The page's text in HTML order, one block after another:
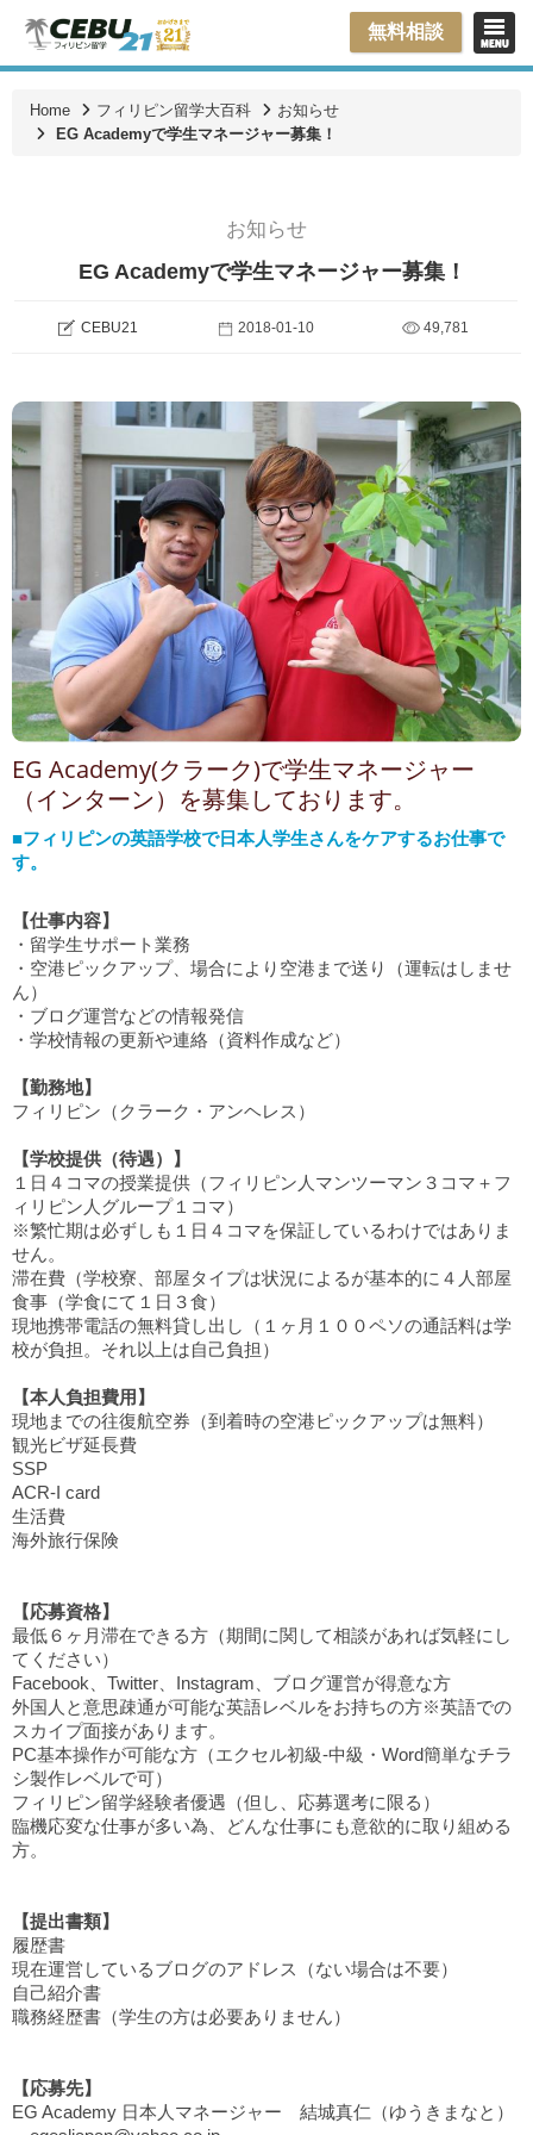
無料相談
Home フィリピン留学大百科
お知らせ
EG Academyで学生マネージャー募集！
お知らせ
EG Academyで学生マネージャー募集！
CEBU21 2018-01-10 49,781
EG Academy(クラーク)で学生マネージャー
（インターン）を募集しております。
■フィリピンの英語学校で日本人学生さんをケアするお仕事で
す。
【仕事内容】
・留学生サポート業務
・空港ピックアップ、場合により空港まで送り（運転はしませ
ん）
・ブログ運営などの情報発信
・学校情報の更新や連絡（資料作成など）
【勤務地】
フィリピン（クラーク・アンヘレス）
【学校提供（待遇）】
１日４コマの授業提供（フィリピン人マンツーマン３コマ＋フ
ィリピン人グループ１コマ）
※繁忙期は必ずしも１日４コマを保証しているわけではありま
せん。
滞在費（学校寮、部屋タイプは状況によるが基本的に４人部屋
食事（学食にて１日３食）
現地携帯電話の無料貸し出し（１ヶ月１００ペソの通話料は学
校が負担。それ以上は自己負担）
【本人負担費用】
現地までの往復航空券（到着時の空港ピックアップは無料）
観光ビザ延長費
SSP
ACR-I card
生活費
海外旅行保険
【応募資格】
最低６ヶ月滞在できる方（期間に関して相談があれば気軽にし
てください）
Facebook、Twitter、Instagram、ブログ運営が得意な方
外国人と意思疎通が可能な英語レベルをお持ちの方※英語での
スカイプ面接があります。
PC基本操作が可能な方（エクセル初級-中級・Word簡単なチラ
シ製作レベルで可）
フィリピン留学経験者優遇（但し、応募選考に限る）
臨機応変な仕事が多い為、どんな仕事にも意欲的に取り組める
方。
【提出書類】
履歴書
現在運営しているブログのアドレス（ない場合は不要）
自己紹介書
職務経歴書（学生の方は必要ありません）
【応募先】
EG Academy 日本人マネージャー 結城真仁（ゆうきまなと）